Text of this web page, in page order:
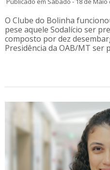
O Clube do Bolinha
pese aquele Sodalício ser
composto por dez
Presidência da OAB/MT